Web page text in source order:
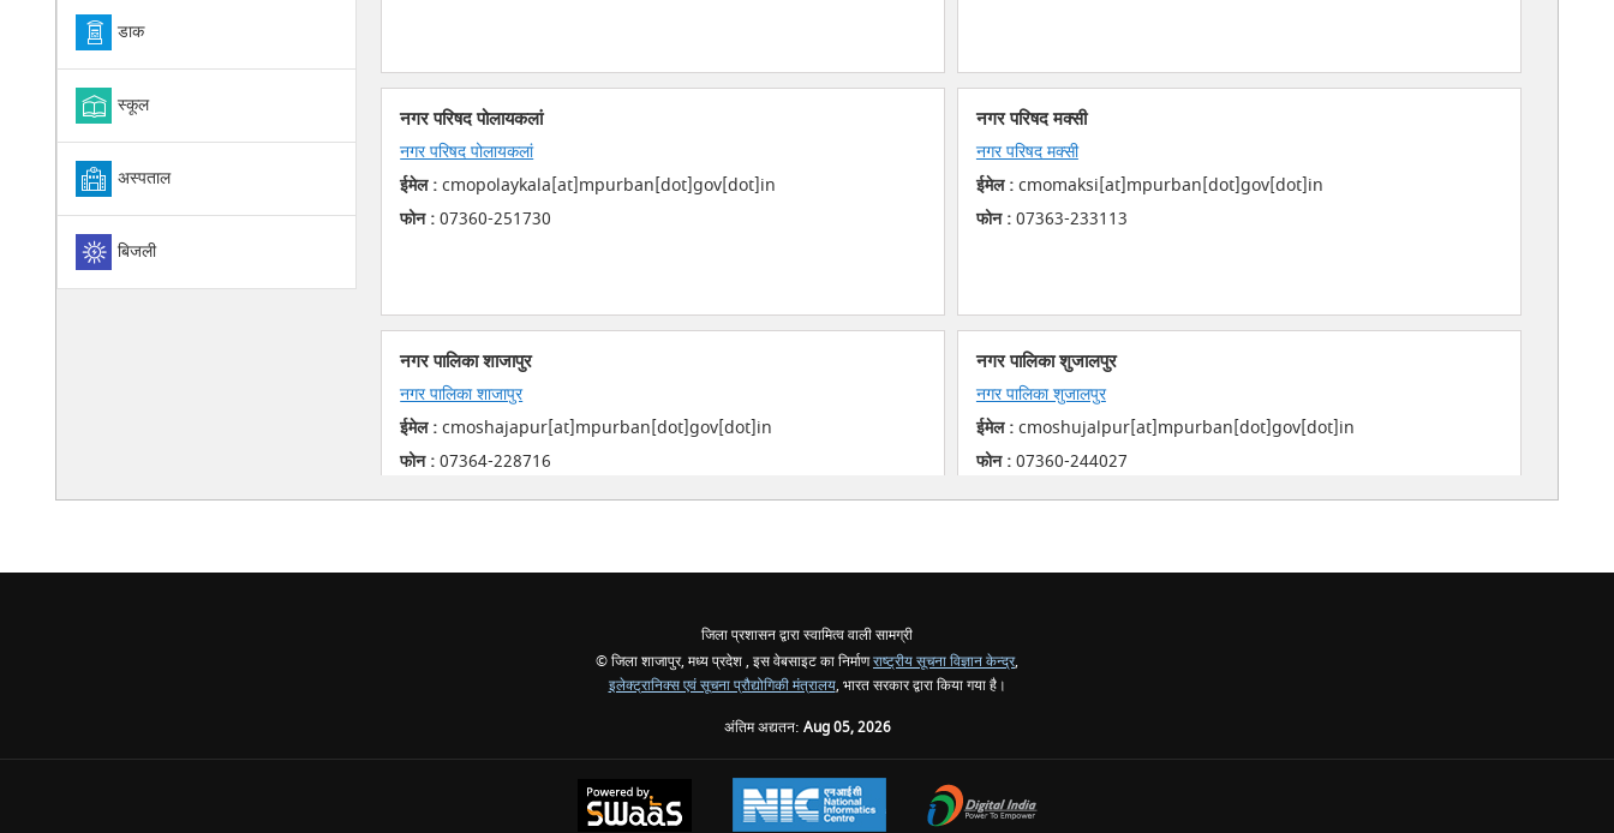
डाक
स्कूल
अस्पताल
बिजली
नगर परिषद पोलायकलां
नगर परिषद पोलायकलां
ईमेल :cmopolaykala[at]mpurban[dot]gov[dot]in
फोन :07360-251730
नगर परिषद मक्सी
नगर परिषद मक्सी
ईमेल :cmomaksi[at]mpurban[dot]gov[dot]in
फोन :07363-233113
नगर पालिका शाजापुर
नगर पालिका शाजापुर
ईमेल :cmoshajapur[at]mpurban[dot]gov[dot]in
फोन :07364-228716
नगर पालिका शुजालपुर
नगर पालिका शुजालपुर
ईमेल :cmoshujalpur[at]mpurban[dot]gov[dot]in
फोन :07360-244027
जिला प्रशासन द्वारा स्वामित्व वाली सामग्री
© जिला शाजापुर, मध्य प्रदेश , इस वेबसाइट का निर्माणराष्ट्रीय सूचना विज्ञान केन्द्र,
इलेक्ट्रानिक्स एवं सूचना प्रौद्योगिकी मंत्रालय, भारत सरकार द्वारा किया गया है।
अंतिम अद्यतन: Aug 05, 2026